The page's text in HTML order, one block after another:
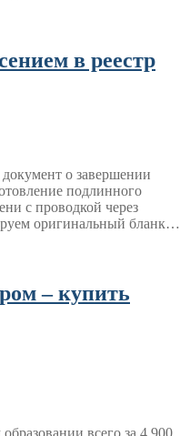
в реестр
о завершении
подлинного
с проводкой через
оригинальный бланк…
– купить